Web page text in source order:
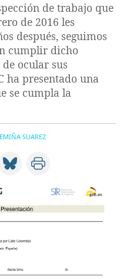
de trabajo que
de 2016 les
después, seguimos
cumplir dicho
ocular sus
ha presentado una
se cumpla la
SUAREZ